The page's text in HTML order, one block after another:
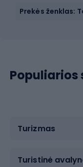
Prekės ženklas:
Turizmas
Turistinė